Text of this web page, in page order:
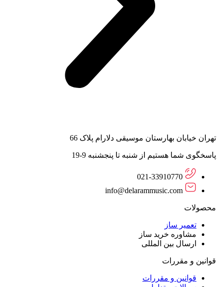
تهران خیابان بهارستان موسیقی دلارام پلاک 66
پاسخگوی شما هستیم از شنبه تا پنجشنبه 9-19
021-33910770
info@delarammusic.com
محصولات
تعمیر ساز
مشاوره خرید ساز
ارسال بین المللی
قوانین و مقررات
قوانین و مقررات